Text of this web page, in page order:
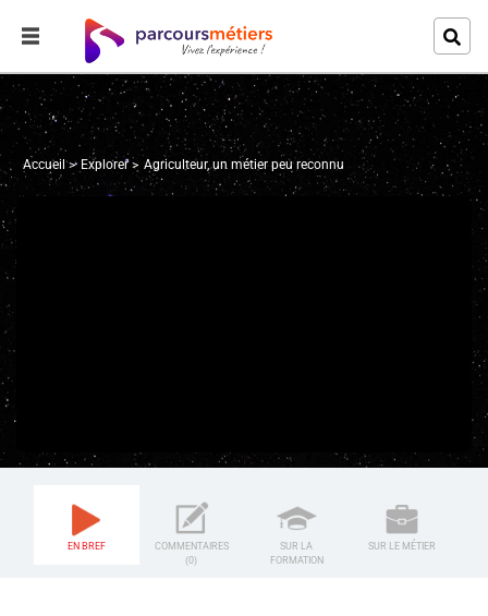
Accueil Explorer Agriculteur, un métier peu reconnu
EN BREF
COMMENTAIRES
(0)
SUR LA
FORMATION
SUR LE MÉTIER